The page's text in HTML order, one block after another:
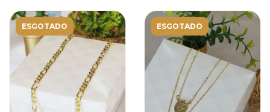
ESGOTADO ESGOTADO